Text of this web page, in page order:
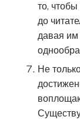
то,
до
давая им
Не